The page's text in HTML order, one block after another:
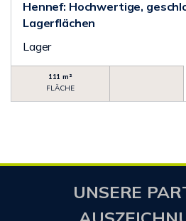
Hennef: Hochwertige,
Lagerflächen
Lager
111 m²
FLÄCHE
UNSERE